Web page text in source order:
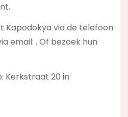
Kapodokya via de telefoon
email: . Of bezoek hun
Kerkstraat 20 in